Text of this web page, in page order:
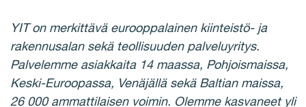
YIT on merkittävä eurooppalainen kiinteistö- ja
rakennusalan sekä teollisuuden palveluyritys.
Palvelemme asiakkaita 14 maassa, Pohjoismaissa,
Keski-Euroopassa, Venäjällä sekä Baltian maissa,
26 000 ammattilaisen voimin. Olemme kasvaneet yli